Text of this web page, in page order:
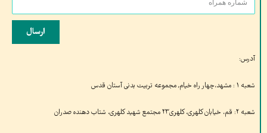
ارسال
آدرس:
شعبه ۱ : مشهد،چهار راه خیام, مجموعه تربیت بدنی آستان قدس
شعبه ۲: قم، خیابان کلهری، کلهری۲۳ مجتمع شهید کلهری، شتاب دهنده صدران